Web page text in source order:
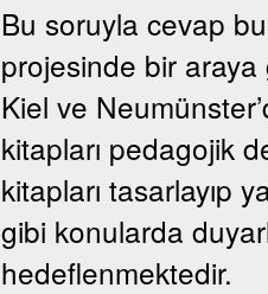
Bu soruyla cevap
projesinde bir araya
Kiel ve
kitapları pedagojik
kitapları tasarlayıp
gibi konularda
hedeflenmektedir.